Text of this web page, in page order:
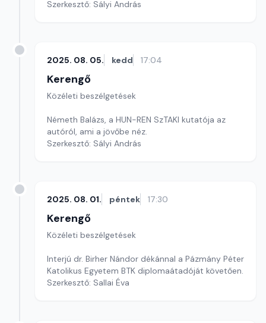
Szerkesztő: Sályi András
2025. 08. 05. kedd 17:04
Kerengő
Közéleti beszélgetések
Németh Balázs, a HUN-REN SzTAKI kutatója az
autóról, ami a jövőbe néz.
Szerkesztő: Sályi András
2025. 08. 01. péntek 17:30
Kerengő
Közéleti beszélgetések
Interjú dr. Birher Nándor dékánnal a Pázmány Péter
Katolikus Egyetem BTK diplomaátadóját követően.
Szerkesztő: Sallai Éva